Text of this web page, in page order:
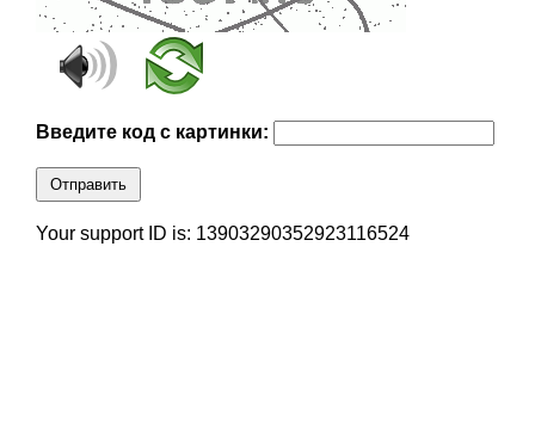
Введите код с картинки:
Отправить
Your support ID is: 13903290352923116524